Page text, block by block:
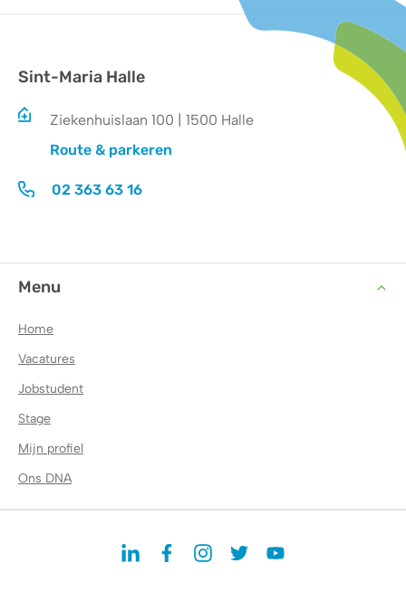
Sint-Maria Halle
Ziekenhuislaan 100 | 1500 Halle
Route & parkeren
02 363 63 16
Menu
Home
Vacatures
Jobstudent
Stage
Mijn profiel
Ons DNA